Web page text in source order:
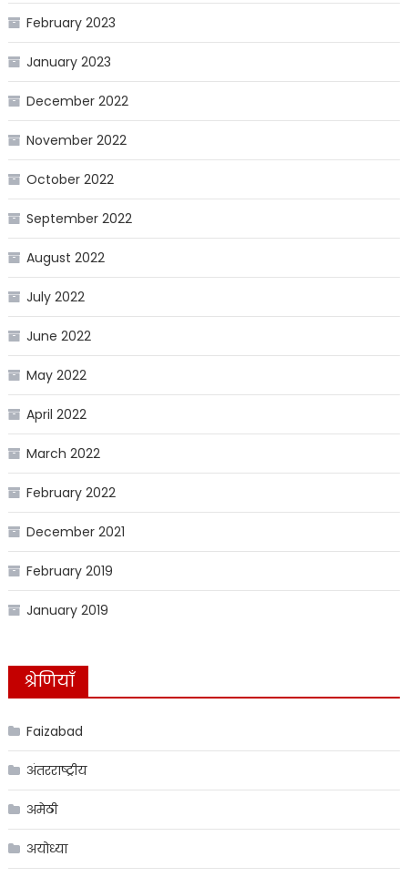
February 2023
January 2023
December 2022
November 2022
October 2022
September 2022
August 2022
July 2022
June 2022
May 2022
April 2022
March 2022
February 2022
December 2021
February 2019
January 2019
श्रेणियाँ
Faizabad
अंतरराष्ट्रीय
अमेठी
अयोध्या